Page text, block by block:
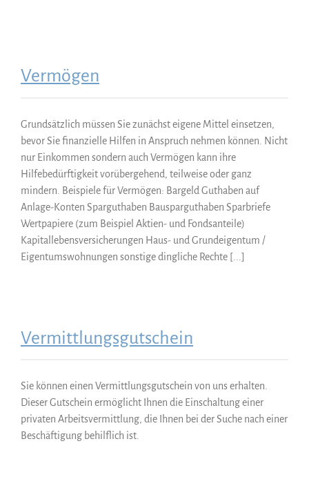
Vermögen
Grundsätzlich müssen Sie zunächst eigene Mittel einsetzen,
bevor Sie finanzielle Hilfen in Anspruch nehmen können. Nicht
nur Einkommen sondern auch Vermögen kann ihre
Hilfebedürftigkeit vorübergehend, teilweise oder ganz
mindern. Beispiele für Vermögen: Bargeld Guthaben auf
Anlage-Konten Sparguthaben Bausparguthaben Sparbriefe
Wertpapiere (zum Beispiel Aktien- und Fondsanteile)
Kapitallebensversicherungen Haus- und Grundeigentum /
Eigentumswohnungen sonstige dingliche Rechte [...]
Vermittlungsgutschein
Sie können einen Vermittlungsgutschein von uns erhalten.
Dieser Gutschein ermöglicht Ihnen die Einschaltung einer
privaten Arbeitsvermittlung, die Ihnen bei der Suche nach einer
Beschäftigung behilflich ist.